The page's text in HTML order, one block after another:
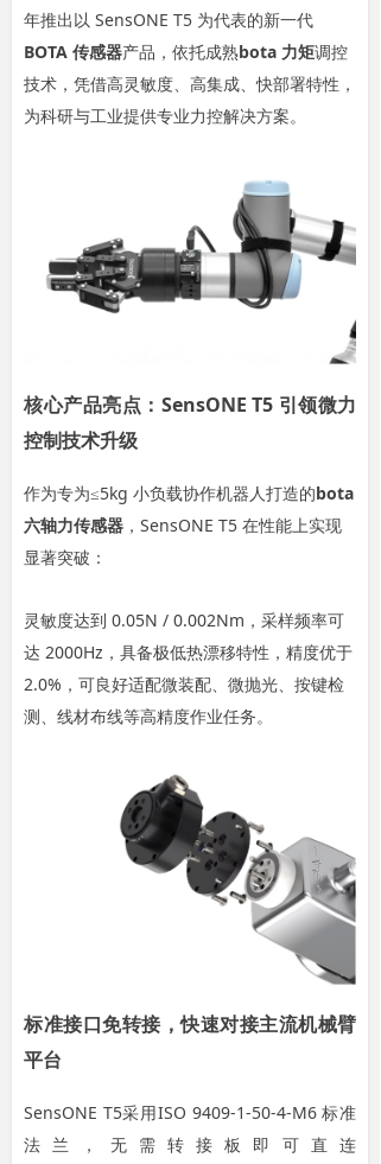
年推出以 SensONE T5 为代表的新一代
BOTA 传感器产品，依托成熟bota 力矩调控
技术，凭借高灵敏度、高集成、快部署特性，
为科研与工业提供专业力控解决方案。
核心产品亮点：SensONE T5 引领微力
控制技术升级
作为专为≤5kg 小负载协作机器人打造的bota
六轴力传感器 ，SensONE T5 在性能上实现
显著突破：
灵敏度达到 0.05N / 0.002Nm，采样频率可
达 2000Hz，具备极低热漂移特性，精度优于
2.0%，可良好适配微装配、微抛光、按键检
测、线材布线等高精度作业任务。
标准接口免转接，快速对接主流机械臂
平台
SensONE T5采用ISO 9409-1-50-4-M6 标准
法兰，无需转接板即可直连